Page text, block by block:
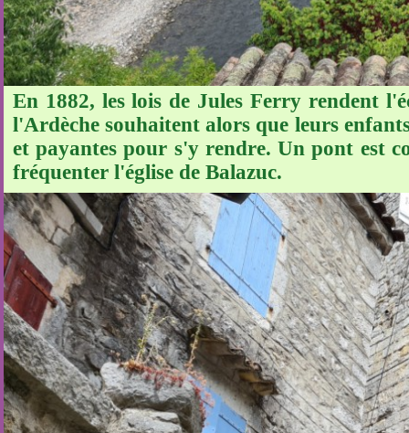
En 1882, les lois de Jules Ferry rendent
l'Ardèche souhaitent alors que leurs
et payantes pour s'y rendre. Un pont est
fréquenter l'église de Balazuc.